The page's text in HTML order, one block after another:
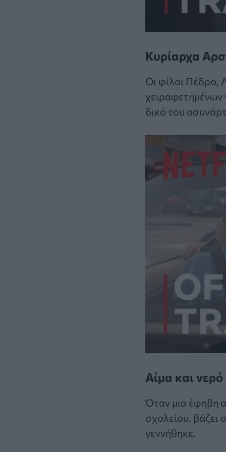
Κυρίαρχα
Οι φίλοι Πέδρο,
δικό του
Αίμα και νερό
Όταν μια έφηβη
σχολείου, βάζει
γεννήθηκε.